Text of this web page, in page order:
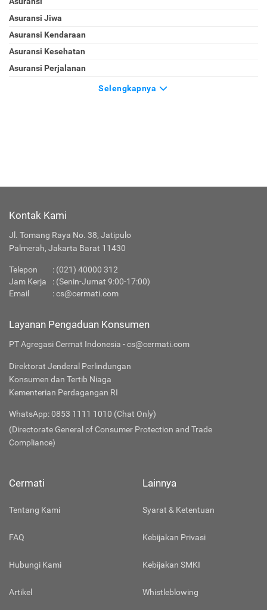
Asuransi Jiwa
Asuransi Kendaraan
Asuransi Kesehatan
Asuransi Perjalanan
Selengkapnya
Kontak Kami
Jl. Tomang Raya No. 38, Jatipulo
Palmerah, Jakarta Barat 11430
Telepon : (021) 40000 312
Jam Kerja
: (Senin-Jumat 9:00-17:00)
Email
:cs@cermati.com
Layanan Pengaduan Konsumen
PT Agregasi Cermat Indonesia - cs@cermati.com
Direktorat Jenderal Perlindungan
Konsumen dan Tertib Niaga
Kementerian Perdagangan RI
WhatsApp: 0853 1111 1010 (Chat Only)
(Directorate General of Consumer Protection and Trade
Compliance)
Cermati
Tentang Kami
FAQ
Hubungi Kami
Artikel
Lainnya
Syarat & Ketentuan
Kebijakan Privasi
Kebijakan SMKI
Whistleblowing